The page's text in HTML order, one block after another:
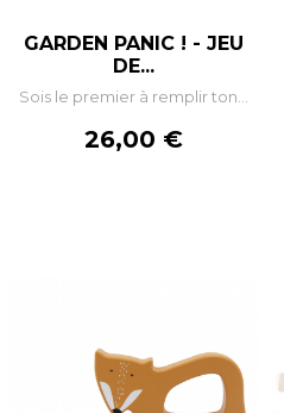
GARDEN PANIC ! - JEU
DE...
Sois le premier à remplir ton...
Prix
26,00 €